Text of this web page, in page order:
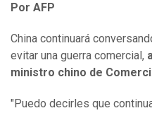
Por AFP
China continuará
evitar una guerra comercial,
ministro chino de
"Puedo decirles que